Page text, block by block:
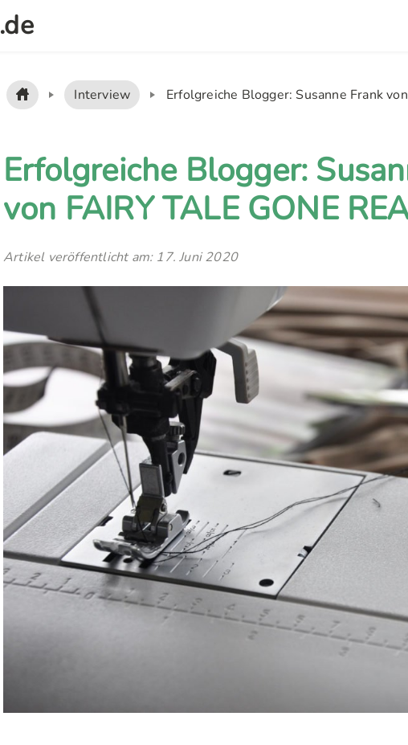
.de
Interview Erfolgreiche Blogger: Susanne Frank
Erfolgreiche Blogger:
von FAIRY TALE GONE
Artikel veröffentlicht am: 17. Juni 2020